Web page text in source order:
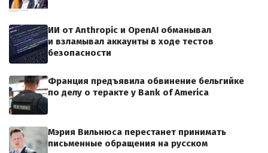
ИИ от Anthropic и OpenAI обманывал
и взламывал аккаунты в ходе тестов
безопасности
Франция предъявила обвинение бельгийке
по делу о теракте у Bank of America
Мэрия Вильнюса перестанет принимать
письменные обращения на русском